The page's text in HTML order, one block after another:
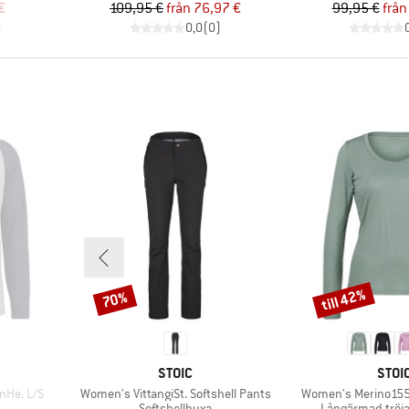
pris Pris
109,95 € Reducerat pris
från 76,97 €
0,0(0)
99,95 €från
L/S
VARUMÄRKE
STOIC
Produkter
Women's VittangiSt. Softshell Pants
Rabatt
70%
Produkter
Women's
Rabatt
till 42%